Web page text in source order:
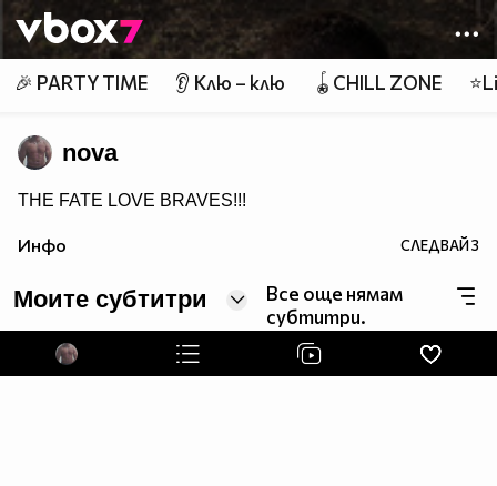
👾
🎉 PARTY TIME 👂 Клю – клю 🪀CHILL ZONE
nova
THE FATE LOVE BRAVES!!!
Инфо СЛЕДВАЙ3
Моите субтитри
Все още нямам
субтитри.